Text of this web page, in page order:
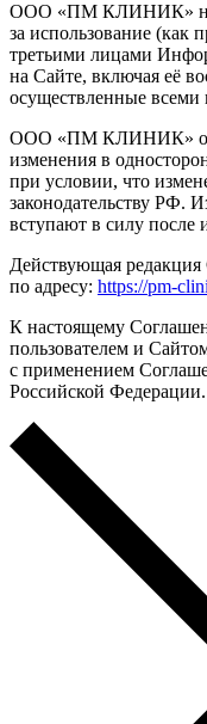
ООО «ПМ КЛИНИК» не
за использование (как
третьими лицами
на Сайте, включая её
осуществленные
ООО «ПМ КЛИНИК»
изменения в
при условии, что
законодательству РФ.
вступают в силу после
Действующая редакция
по адресу: https://pm-
К настоящему
пользователем и
с применением
Российской Федерации.